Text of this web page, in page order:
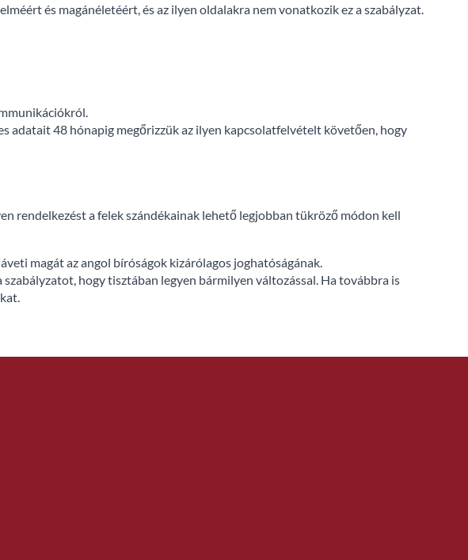
és magánéletéért, és az ilyen oldalakra nem vonatkozik ez a szabályzat.
adatait 48 hónapig megőrizzük az ilyen kapcsolatfelvételt követően, hogy
rendelkezést a felek szándékainak lehető legjobban tükröző módon kell
magát az angol bíróságok kizárólagos joghatóságának.
hogy tisztában legyen bármilyen változással. Ha továbbra is